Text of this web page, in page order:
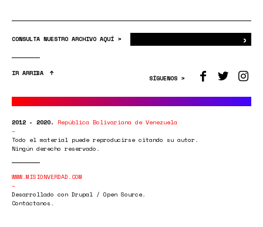
CONSULTA NUESTRO ARCHIVO AQUÍ > ›
IR ARRIBA
SÍGUENOS >
2012 - 2020. República Bolivariana de Venezuela
Todo el material puede reproducirse citando su autor.
Ningún derecho reservado.
WWW.MISIONVERDAD.COM
Desarrollado con Drupal / Open Source.
Contáctanos.